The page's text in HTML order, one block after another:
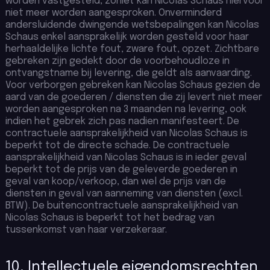
niet meer worden aangesproken. Onverminderd
andersluidende dwingende wetsbepalingen kan Nicolas
Schaus enkel aansprakelijk worden gesteld voor haar
herhaaldelijke lichte fout, zware fout, opzet. Zichtbare
gebreken zijn gedekt door de voorbehoudloze in
ontvangstname bij levering, die geldt als aanvaarding.
Voor verborgen gebreken kan Nicolas Schaus gezien de
aard van de goederen / diensten die zij levert niet meer
worden aangesproken na 3 maanden na levering, ook
indien het gebrek zich pas nadien manifesteert. De
contractuele aansprakelijkheid van Nicolas Schaus is
beperkt tot de directe schade. De contractuele
aansprakelijkheid van Nicolas Schaus is in ieder geval
beperkt tot de prijs van de geleverde goederen in
geval van koop/verkoop, dan wel de prijs van de
diensten in geval van aanneming van diensten (excl.
BTW). De buitencontractuele aansprakelijkheid van
Nicolas Schaus is beperkt tot het bedrag van
tussenkomst van haar verzekeraar.